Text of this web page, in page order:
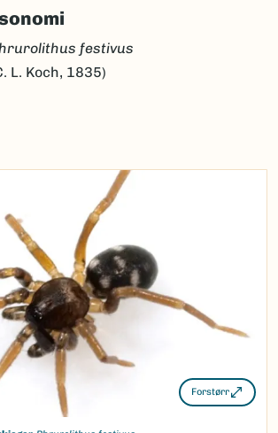
festivus
L. Koch, 1835)
Ingen
ID:
2557
flere detaljer
(Ekstern lenke)
Forstørr